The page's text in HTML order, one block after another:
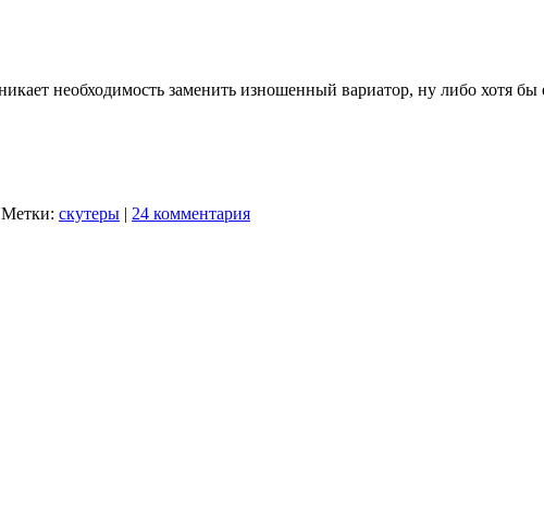
необходимость заменить изношенный вариатор, ну либо хотя
Метки: скутеры | 24 комментария